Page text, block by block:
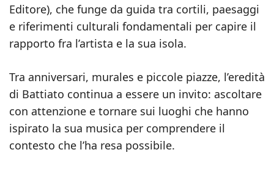
Editore), che funge da guida tra cortili, paesaggi
e riferimenti culturali fondamentali per capire il
rapporto fra l’artista e la sua isola.
Tra anniversari, murales e piccole piazze, l’eredità
di Battiato continua a essere un invito: ascoltare
con attenzione e tornare sui luoghi che hanno
ispirato la sua musica per comprendere il
contesto che l’ha resa possibile.